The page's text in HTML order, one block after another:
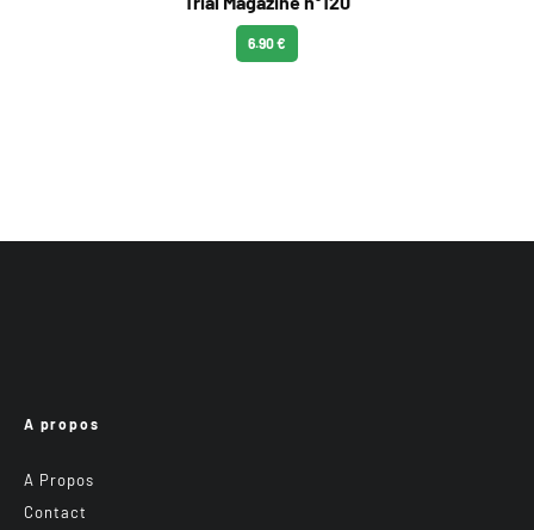
6.90 €
A propos
A Propos
Contact